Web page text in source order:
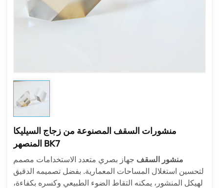
منشورات السقف المصنوعة من زجاج السيليكا
المنصهر BK7
منشور السقف جهاز بصري متعدد الاستخدامات مصمم
لتحسين استغلال المساحات المعمارية. بفضل تصميمه الدقيق
لهيكل المنشور، يمكنه التقاط الضوء الطبيعي وكسره بكفاءة،